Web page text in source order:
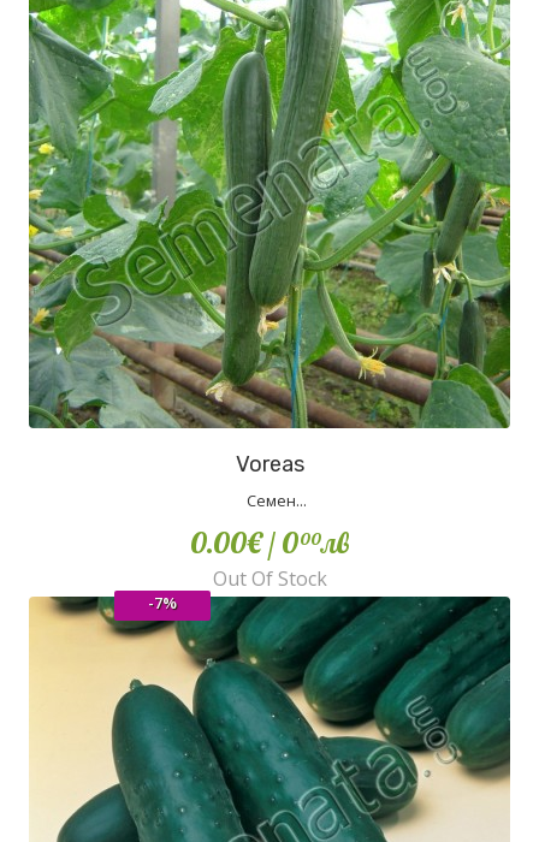
Voreas
Семен...
0.00€/ 000лв
Out Of Stock
-7%